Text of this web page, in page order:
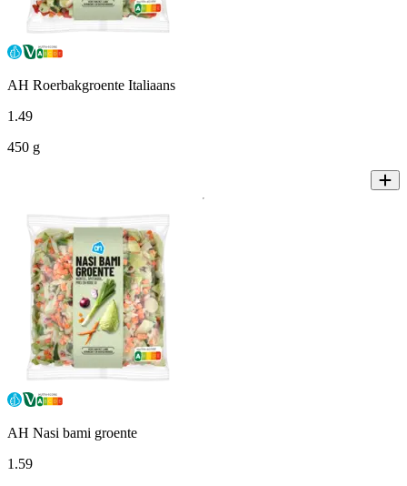
AH Roerbakgroente Italiaans
1 .49
450 g
AH Nasi bami groente
1 .59